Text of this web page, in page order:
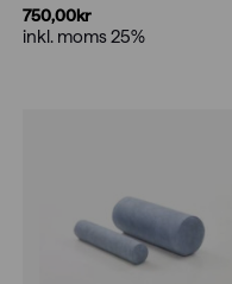
750,00kr
inkl. moms 25%